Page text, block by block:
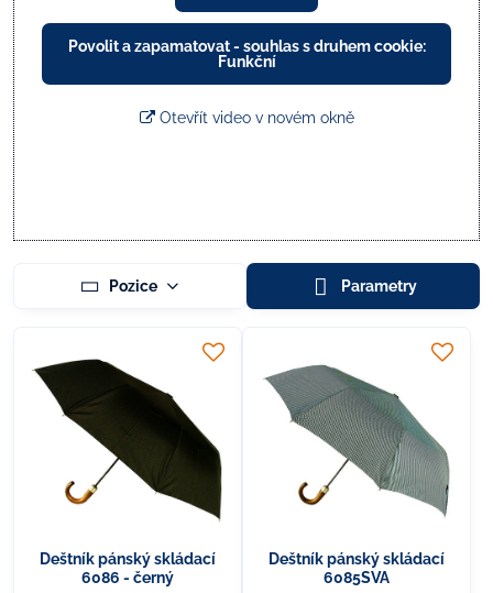
Povolit a zapamatovat - souhlas s druhem cookie:
Funkční
Otevřít video v novém okně
Pozice Parametry
Deštník pánský skládací
6086 - černý
Deštník pánský skládací
6085SVA